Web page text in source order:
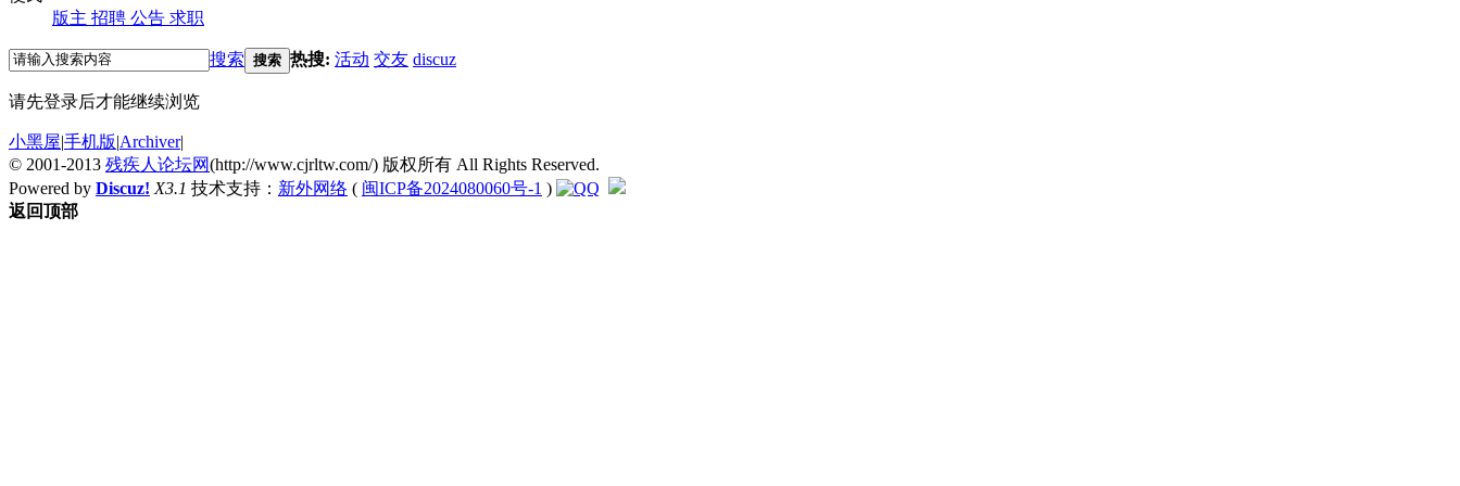
版主 招聘 公告 求职
搜索 搜索 热搜: 活动 交友 discuz
请先登录后才能继续浏览
小黑屋|手机版|Archiver|
© 2001-2013 残疾人论坛网(http://www.cjrltw.com/) 版权所有 All Rights Reserved.
Powered by Discuz! X3.1 技术支持： 新外网络 ( 闽ICP备2024080060号-1 )
返回顶部